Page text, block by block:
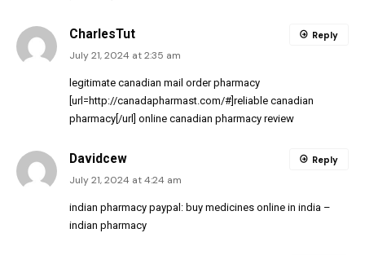
CharlesTut
July 21, 2024 at 2:35 am
legitimate canadian mail order pharmacy
[url=http://canadapharmast.com/#]reliable canadian
pharmacy[/url] online canadian pharmacy review
Reply
Davidcew
July 21, 2024 at 4:24 am
indian pharmacy paypal: buy medicines online in india –
indian pharmacy
Reply